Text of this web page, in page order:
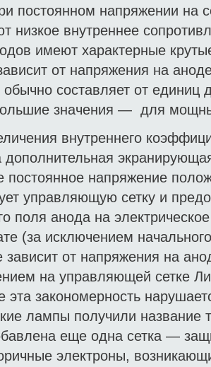
постоянном напряжении на
низкое внутреннее
имеют характерные
от напряжения на
обычно составляет от единиц
значения — для
внутреннего
дополнительная
постоянное напряжение
управляющую сетку и
поля анода на
(за исключением
зависит от напряжения на
на управляющей сетке
эта закономерность
лампы получили название
еще одна сетка —
электроны,